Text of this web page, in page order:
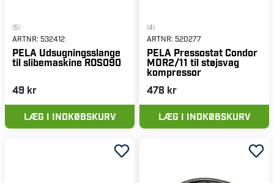
(5)
ARTNR: 532412
PELA Udsugningsslange
til slibemaskine ROS090
49 kr
LÆG I INDKØBSKURV
(4)
ARTNR: 520277
PELA Pressostat Condor
MDR2/11 til støjsvag
kompressor
478 kr
LÆG I INDKØBSKURV